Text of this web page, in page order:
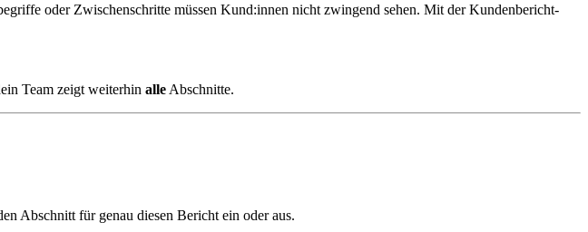
oder Zwischenschritte müssen Kund:innen nicht zwingend sehen. Mit der Kundenbericht-
Team zeigt weiterhin alle Abschnitte.
Abschnitt für genau diesen Bericht ein oder aus.